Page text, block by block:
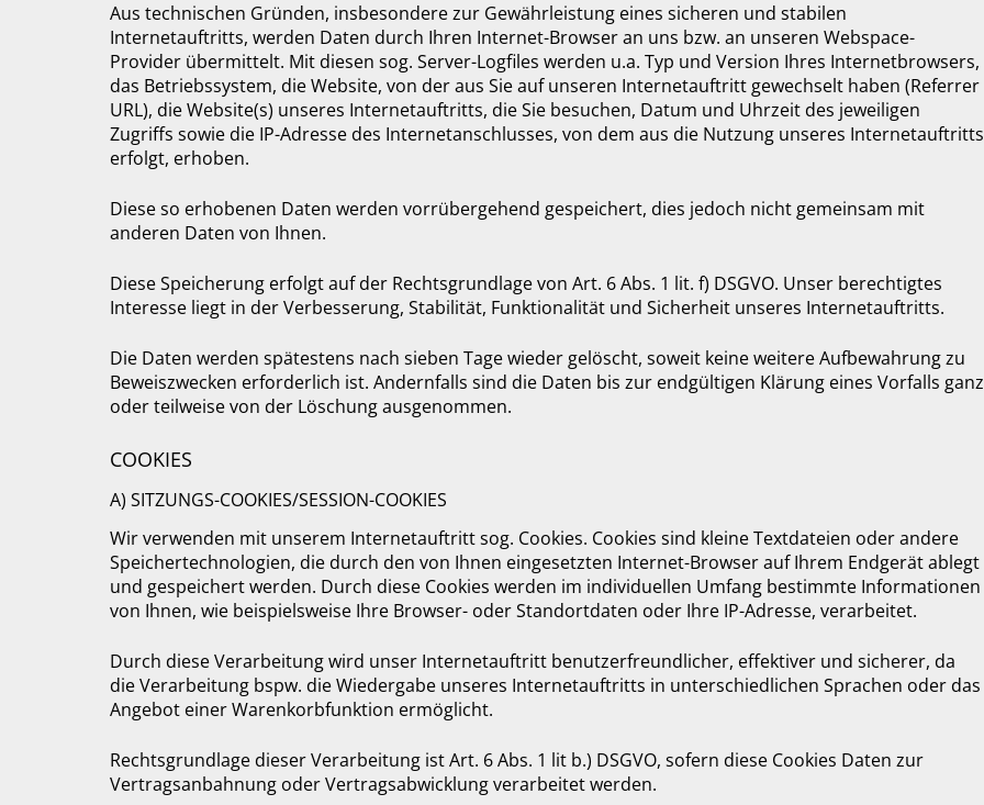
Aus technischen Gründen, insbesondere zur Gewährleistung eines sicheren und stabilen
Internetauftritts, werden Daten durch Ihren Internet-Browser an uns bzw. an unseren Webspace-
Provider übermittelt. Mit diesen sog. Server-Logfiles werden u.a. Typ und Version Ihres Internetbrowsers,
das Betriebssystem, die Website, von der aus Sie auf unseren Internetauftritt gewechselt haben (Referrer
URL), die Website(s) unseres Internetauftritts, die Sie besuchen, Datum und Uhrzeit des jeweiligen
Zugriffs sowie die IP-Adresse des Internetanschlusses, von dem aus die Nutzung unseres Internetauftritts
erfolgt, erhoben.
Diese so erhobenen Daten werden vorrübergehend gespeichert, dies jedoch nicht gemeinsam mit
anderen Daten von Ihnen.
Diese Speicherung erfolgt auf der Rechtsgrundlage von Art. 6 Abs. 1 lit. f) DSGVO. Unser berechtigtes
Interesse liegt in der Verbesserung, Stabilität, Funktionalität und Sicherheit unseres Internetauftritts.
Die Daten werden spätestens nach sieben Tage wieder gelöscht, soweit keine weitere Aufbewahrung zu
Beweiszwecken erforderlich ist. Andernfalls sind die Daten bis zur endgültigen Klärung eines Vorfalls ganz
oder teilweise von der Löschung ausgenommen.
COOKIES
A) SITZUNGS-COOKIES/SESSION-COOKIES
Wir verwenden mit unserem Internetauftritt sog. Cookies. Cookies sind kleine Textdateien oder andere
Speichertechnologien, die durch den von Ihnen eingesetzten Internet-Browser auf Ihrem Endgerät ablegt
und gespeichert werden. Durch diese Cookies werden im individuellen Umfang bestimmte Informationen
von Ihnen, wie beispielsweise Ihre Browser- oder Standortdaten oder Ihre IP-Adresse, verarbeitet.
Durch diese Verarbeitung wird unser Internetauftritt benutzerfreundlicher, effektiver und sicherer, da
die Verarbeitung bspw. die Wiedergabe unseres Internetauftritts in unterschiedlichen Sprachen oder das
Angebot einer Warenkorbfunktion ermöglicht.
Rechtsgrundlage dieser Verarbeitung ist Art. 6 Abs. 1 lit b.) DSGVO, sofern diese Cookies Daten zur
Vertragsanbahnung oder Vertragsabwicklung verarbeitet werden.